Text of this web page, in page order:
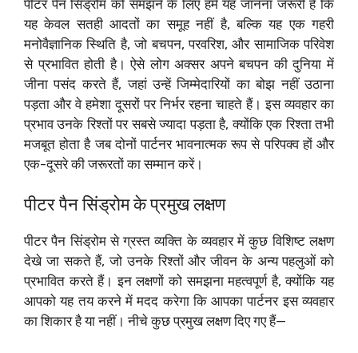
पीटर पैन सिंड्रोम को समझने के लिए हमें यह जानना जरूरी है कि
यह केवल सतही आदतों का समूह नहीं है, बल्कि यह एक गहरी
मनोवैज्ञानिक स्थिति है, जो बचपन, परवरिश, और सामाजिक परिवेश
से प्रभावित होती है। ऐसे लोग अक्सर अपने बचपन की दुनिया में
जीना पसंद करते हैं, जहां उन्हें जिम्मेदारियों का बोझ नहीं उठाना
पड़ता और वे हमेशा दूसरों पर निर्भर रहना चाहते हैं। इस व्यवहार का
प्रभाव उनके रिश्तों पर सबसे ज्यादा पड़ता है, क्योंकि एक रिश्ता तभी
मजबूत होता है जब दोनों पार्टनर भावनात्मक रूप से परिपक्व हों और
एक-दूसरे की जरूरतों का सम्मान करें।
पीटर पैन सिंड्रोम के प्रमुख लक्षण
पीटर पैन सिंड्रोम से ग्रस्त व्यक्ति के व्यवहार में कुछ विशिष्ट लक्षण
देखे जा सकते हैं, जो उनके रिश्तों और जीवन के अन्य पहलुओं को
प्रभावित करते हैं। इन लक्षणों को समझना महत्वपूर्ण है, क्योंकि यह
आपको यह तय करने में मदद करेगा कि आपका पार्टनर इस व्यवहार
का शिकार है या नहीं। नीचे कुछ प्रमुख लक्षण दिए गए हैं—